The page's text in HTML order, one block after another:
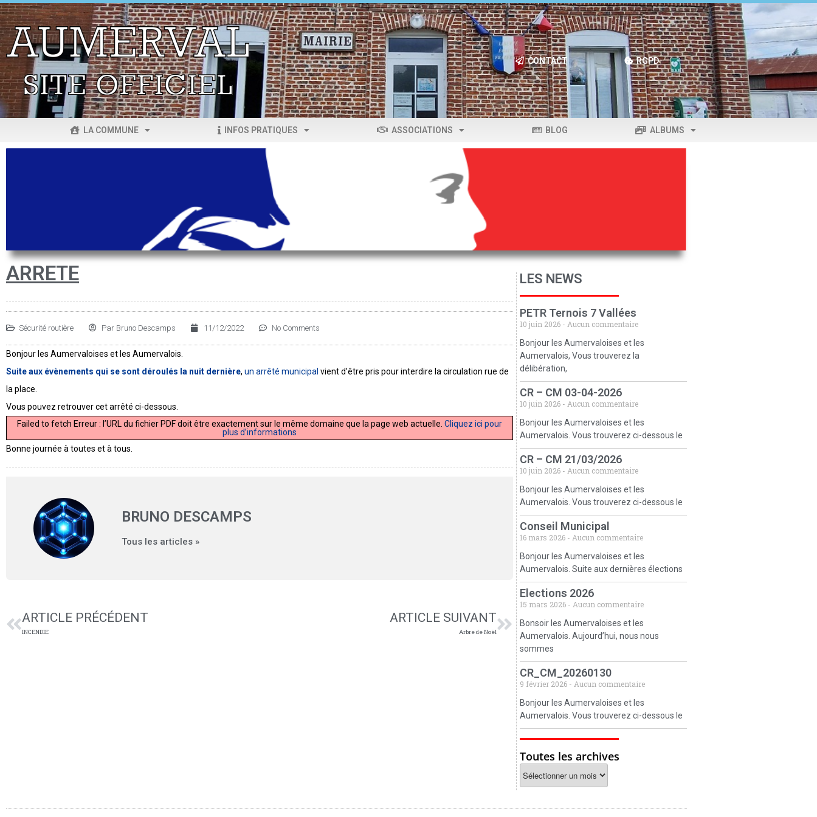
CONTACT RGPD
LA COMMUNE INFOS PRATIQUES ASSOCIATIONS BLOG ALBUMS
ARRETE
Sécurité routière Par Bruno Descamps 11/12/2022 No Comments
Bonjour les Aumervaloises et les Aumervalois.
Suite aux évènements qui se sont déroulés la nuit dernière, un arrêté municipal vient d’être pris pour interdire la circulation rue de
la place.
Vous pouvez retrouver cet arrêté ci-dessous.
Failed to fetch Erreur : l’URL du fichier PDF doit être exactement sur le même domaine que la page web actuelle. Cliquez ici pour
plus d’informations
Bonne journée à toutes et à tous.
BRUNO DESCAMPS
Tous les articles »
ARTICLE PRÉCÉDENT
INCENDIE
ARTICLE SUIVANT
Arbre de Noël
LES NEWS
PETR Ternois 7 Vallées
10 juin 2026
Aucun commentaire
Bonjour les Aumervaloises et les
Aumervalois, Vous trouverez la
délibération,
CR – CM 03-04-2026
10 juin 2026
Aucun commentaire
Bonjour les Aumervaloises et les
Aumervalois. Vous trouverez ci-dessous le
CR – CM 21/03/2026
10 juin 2026
Aucun commentaire
Bonjour les Aumervaloises et les
Aumervalois. Vous trouverez ci-dessous le
Conseil Municipal
16 mars 2026
Aucun commentaire
Bonjour les Aumervaloises et les
Aumervalois. Suite aux dernières élections
Elections 2026
15 mars 2026
Aucun commentaire
Bonsoir les Aumervaloises et les
Aumervalois. Aujourd’hui, nous nous
sommes
CR_CM_20260130
9 février 2026
Aucun commentaire
Bonjour les Aumervaloises et les
Aumervalois. Vous trouverez ci-dessous le
Toutes les archives